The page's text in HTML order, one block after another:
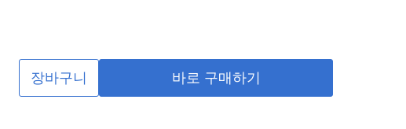
장바구니 바로 구매하기